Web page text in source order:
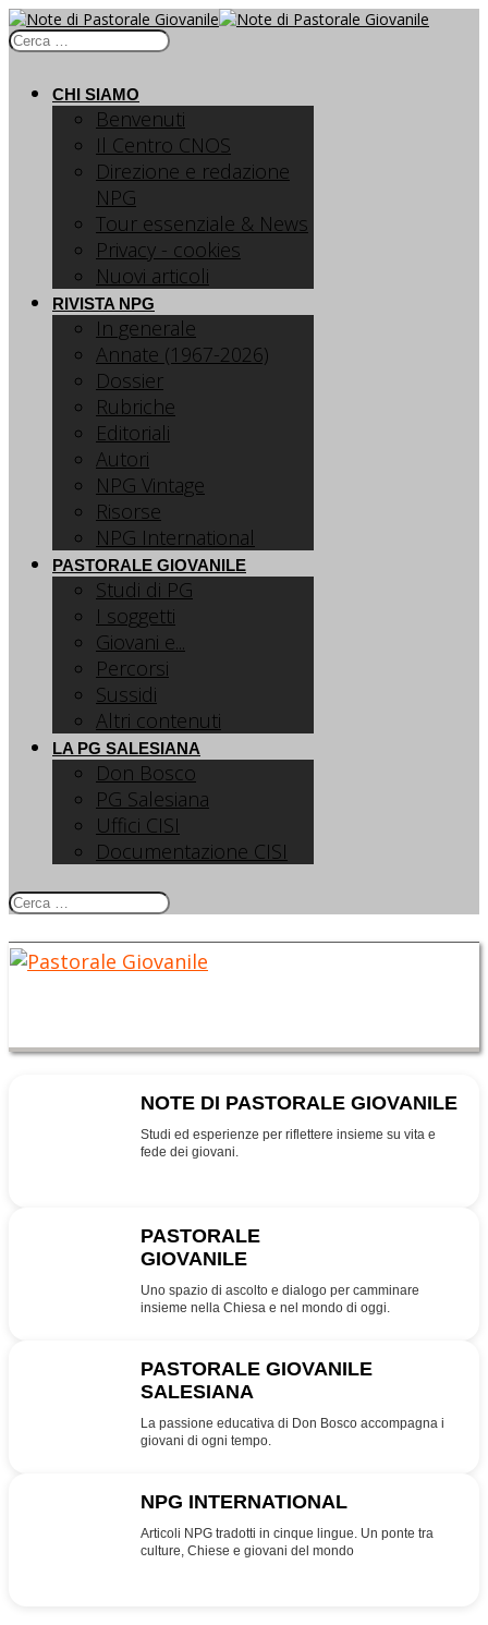
CHI SIAMO
Benvenuti
Il Centro CNOS
Direzione e redazione
NPG
Tour essenziale & News
Privacy - cookies
Nuovi articoli
RIVISTA NPG
In generale
Annate (1967-2026)
Dossier
Rubriche
Editoriali
Autori
NPG Vintage
Risorse
NPG International
PASTORALE GIOVANILE
Studi di PG
I soggetti
Giovani e...
Percorsi
Sussidi
Altri contenuti
LA PG SALESIANA
Don Bosco
PG Salesiana
Uffici CISI
Documentazione CISI
NOTE DI PASTORALE GIOVANILE
Studi ed esperienze per riflettere insieme su vita e
fede dei giovani.
PASTORALE
GIOVANILE
Uno spazio di ascolto e dialogo per camminare
insieme nella Chiesa e nel mondo di oggi.
PASTORALE GIOVANILE
SALESIANA
La passione educativa di Don Bosco accompagna i
giovani di ogni tempo.
NPG INTERNATIONAL
Articoli NPG tradotti in cinque lingue. Un ponte tra
culture, Chiese e giovani del mondo